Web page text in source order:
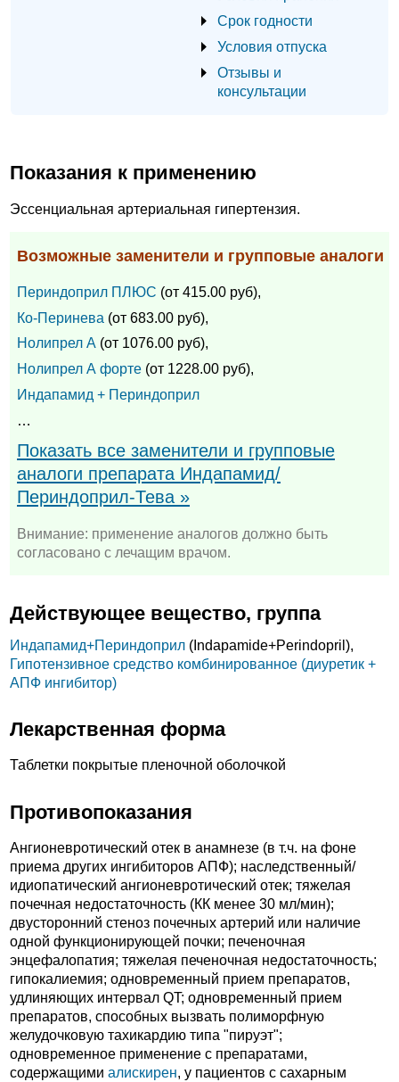
Срок годности
Условия отпуска
Отзывы и
консультации
Показания к применению
Эссенциальная артериальная гипертензия.
Возможные заменители и групповые аналоги
Периндоприл ПЛЮС (от 415.00 руб),
Ко-Перинева (от 683.00 руб),
Нолипрел А (от 1076.00 руб),
Нолипрел А форте (от 1228.00 руб),
Индапамид + Периндоприл
…
Показать все заменители и групповые
аналоги препарата Индапамид/
Периндоприл-Тева »
Внимание: применение аналогов должно быть
согласовано с лечащим врачом.
Действующее вещество, группа
Индапамид+Периндоприл (Indapamide+Perindopril),
Гипотензивное средство комбинированное (диуретик +
АПФ ингибитор)
Лекарственная форма
Таблетки покрытые пленочной оболочкой
Противопоказания
Ангионевротический отек в анамнезе (в т.ч. на фоне
приема других ингибиторов АПФ); наследственный/
идиопатический ангионевротический отек; тяжелая
почечная недостаточность (КК менее 30 мл/мин);
двусторонний стеноз почечных артерий или наличие
одной функционирующей почки; печеночная
энцефалопатия; тяжелая печеночная недостаточность;
гипокалиемия; одновременный прием препаратов,
удлиняющих интервал QT; одновременный прием
препаратов, способных вызвать полиморфную
желудочковую тахикардию типа "пируэт";
одновременное применение с препаратами,
содержащими алискирен, у пациентов с сахарным